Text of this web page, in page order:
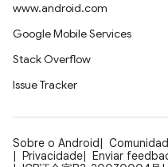
www.android.com
Google Mobile Services
Stack Overflow
Issue Tracker
Sobre o Android
Privacidade
Enviar